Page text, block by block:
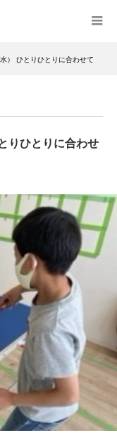
） ひとりひとりに合わせて
りひとりに合わせ